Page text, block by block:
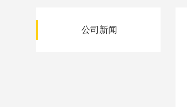
公司新闻